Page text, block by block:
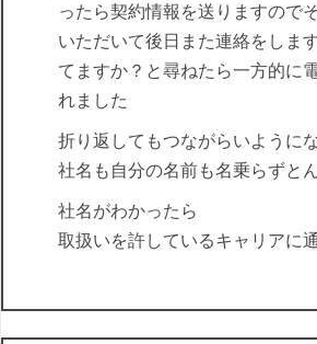
ったら契約情報を送りますので
いただいて後日また連絡をしま
てますか？と尋ねたら一方的に
れました
折り返してもつながらいように
社名も自分の名前も名乗らずと
社名がわかったら
取扱いを許しているキャリアに